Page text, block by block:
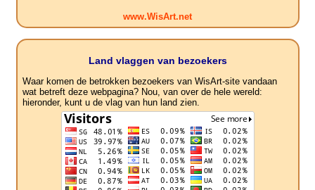
www.WisArt.net
Land vlaggen van bezoekers
Waar komen de betrokken bezoekers van WisArt-site vandaan
wat betreft deze webpagina? Nou, van over de hele wereld:
hieronder, kunt u de vlag van hun land zien.